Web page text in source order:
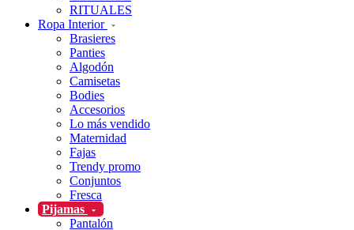
RITUALES
Ropa Interior
Brasieres
Panties
Algodón
Camisetas
Bodies
Accesorios
Lo más vendido
Maternidad
Fajas
Trendy promo
Conjuntos
Fresca
Pijamas
Pantalón